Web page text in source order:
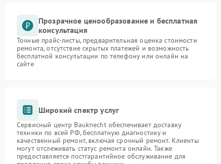
Прозрачное ценообразование и бесплатная
консультация
Точные прайс-листы, предварительная оценка стоимости
ремонта, отсутствие скрытых платежей и возможность
бесплатной консультации по телефону или онлайн на
сайте
Широкий спектр услуг
Сервисный центр Bauknecht обеспечивает доставку
техники по всей РФ, бесплатную диагностику и
качественный ремонт, включая срочный ремонт. Клиенты
могут отслеживать статус ремонта онлайн. Также
предоставляется постгарантийное обслуживание для